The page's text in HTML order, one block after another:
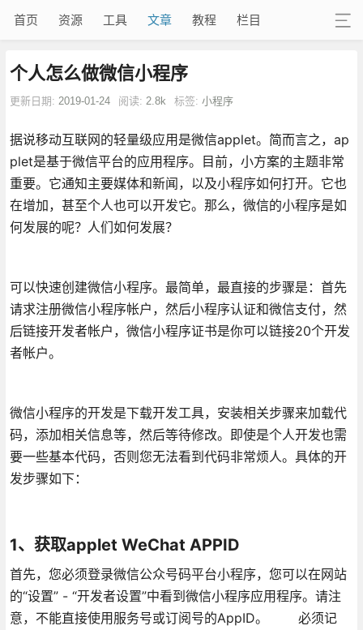
首页 资源 工具 文章 教程 栏目
个人怎么做微信小程序
更新日期: 2019-01-24 阅读: 2.8k 标签: 小程序
据说移动互联网的轻量级应用是微信applet。简而言之，ap
plet是基于微信平台的应用程序。目前，小方案的主题非常
重要。它通知主要媒体和新闻，以及小程序如何打开。它也
在增加，甚至个人也可以开发它。那么，微信的小程序是如
何发展的呢？人们如何发展？
可以快速创建微信小程序。最简单，最直接的步骤是：首先
请求注册微信小程序帐户，然后小程序认证和微信支付，然
后链接开发者帐户，微信小程序证书是你可以链接20个开发
者帐户。
微信小程序的开发是下载开发工具，安装相关步骤来加载代
码，添加相关信息等，然后等待修改。即使是个人开发也需
要一些基本代码，否则您无法看到代码非常烦人。具体的开
发步骤如下：
1、获取applet WeChat APPID
首先，您必须登录微信公众号码平台小程序，您可以在网站
的“设置” - “开发者设置”中看到微信小程序应用程序。请注
意，不能直接使用服务号或订阅号的AppID。 必须记